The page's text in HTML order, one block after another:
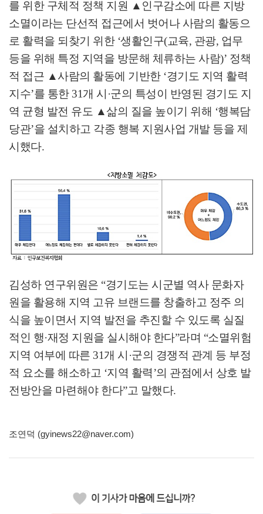
를 위한 구체적 정책 지원 ▲ 인구감소에 따른 지방
소멸이라는 단선적 접근에서 벗어나 사람의 활동으
로 활력을 되찾기 위한 ‘생활인구(교육, 관광, 업무
등을 위해 특정 지역을 방문해 체류하는 사람)’ 정책
적 접근 ▲사람의 활동에 기반한 ‘경기도 지역 활력
지수’를 통한 31개 시 ·군의 특성이 반영된 경기도 지
역 균형 발전 유도 ▲삶의 질을 높이기 위해 ‘행복담
당관’을 설치하고 각종 행복 지원사업 개발 등을 제
시했다.
김성하 연구위원은 “경기도는 시군별 역사 문화자
원을 활용해 지역 고유 브랜드를 창출하고 정주 의
식을 높이면서 지역 발전을 추진할 수 있도록 실질
적인 행·재정 지원을 실시해야 한다”라며 “소멸위험
지역 여부에 따른 31개 시 ·군의 경쟁적 관계 등 부정
적 요소를 해소하고 ‘지역 활력’의 관점에서 상호 발
전방안을 마련해야 한다”고 말했다.
조연덕 (gyinews22@naver.com)